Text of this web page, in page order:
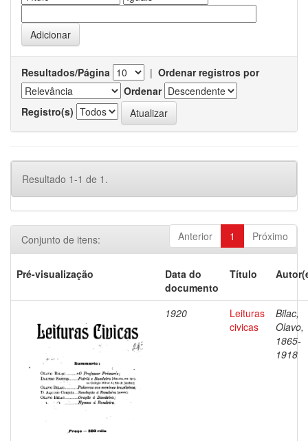
Resultados/Página | Ordenar registros por
Ordenar
Registro(s)
Resultado 1-1 de 1.
Anterior 1 Próximo
Conjunto de itens:
Pré-visualização
Data do
documento
Título
1920
Leituras
civicas
Bilac,
Olavo,
1865-
1918